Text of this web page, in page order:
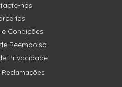
nos
Condições
Reembolso
Privacidade